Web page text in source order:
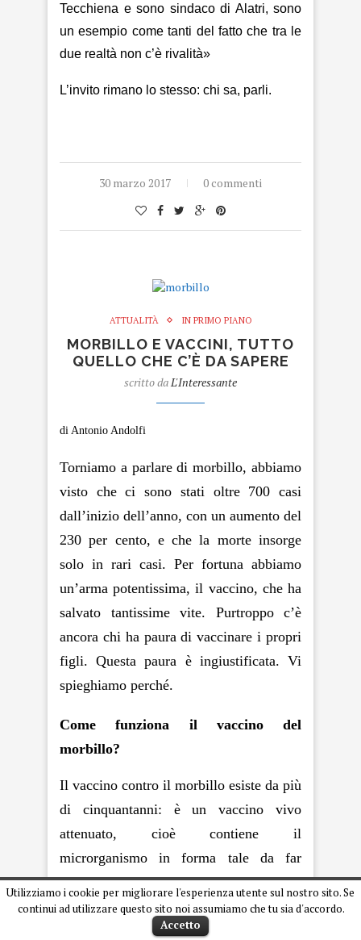
Tecchiena e sono sindaco di Alatri, sono
un esempio come tanti del fatto che tra le
due realtà non c’è rivalità»
L’invito rimano lo stesso: chi sa, parli.
30 marzo 2017 0 commenti
ATTUALITÀ IN PRIMO PIANO
MORBILLO E VACCINI, TUTTO
QUELLO CHE C’È DA SAPERE
scritto da L'Interessante
di Antonio Andolfi
Torniamo a parlare di morbillo, abbiamo
visto che ci sono stati oltre 700 casi
dall’inizio dell’anno, con un aumento del
230 per cento, e che la morte insorge
solo in rari casi. Per fortuna abbiamo
un’arma potentissima, il vaccino, che ha
salvato tantissime vite. Purtroppo c’è
ancora chi ha paura di vaccinare i propri
figli. Questa paura è ingiustificata. Vi
spieghiamo perché.
Come funziona il vaccino del
morbillo?
Il vaccino contro il morbillo esiste da più
di cinquantanni: è un vaccino vivo
attenuato, cioè contiene il
microrganismo in forma tale da far
sviluppare la risposta immunitaria ma
non da produrre la malattia. Ne fu creata
una prima versione nel 1963 e una
Utilizziamo i cookie per migliorare l'esperienza utente sul nostro sito. Se
continui ad utilizzare questo sito noi assumiamo che tu sia d'accordo.
Accetto